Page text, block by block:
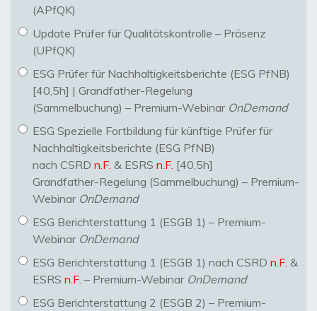
(APfQK)
Update Prüfer für Qualitätskontrolle – Präsenz
(UPfQK)
ESG Prüfer für Nachhaltigkeitsberichte (ESG PfNB)
[40,5h] | Grandfather-Regelung
(Sammelbuchung) – Premium-Webinar OnDemand
ESG Spezielle Fortbildung für künftige Prüfer für
Nachhaltigkeitsberichte (ESG PfNB)
nach CSRD n.F. & ESRS n.F. [40,5h]
Grandfather-Regelung (Sammelbuchung) – Premium-
Webinar OnDemand
ESG Berichterstattung 1 (ESGB 1) – Premium-
Webinar OnDemand
ESG Berichterstattung 1 (ESGB 1) nach CSRD n.F. &
ESRS n.F. – Premium-Webinar OnDemand
ESG Berichterstattung 2 (ESGB 2) – Premium-